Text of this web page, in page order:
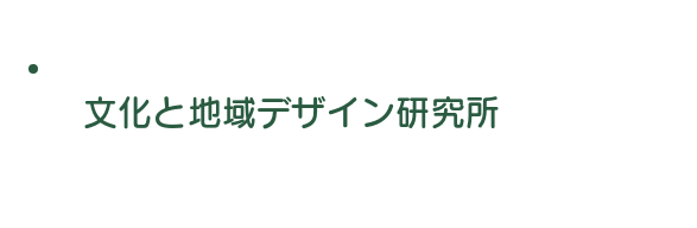
​文化と地域デザイン研究所